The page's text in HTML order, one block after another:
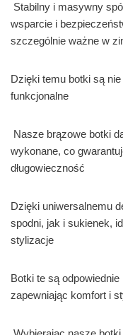
Stabilny i masywny
wsparcie i
szczególnie ważne w
Dzięki temu botki są
funkcjonalne
Nasze brązowe botki
wykonane, co
długowieczność
Dzięki uniwersalnemu
spodni, jak i sukienek,
stylizacje
Botki te są
zapewniając komfort i